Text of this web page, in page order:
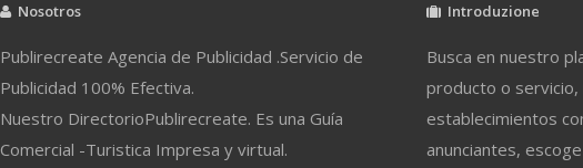
Nosotros
Publirecreate Agencia de Publicidad .Servicio de
Publicidad 100% Efectiva.
Nuestro DirectorioPublirecreate. Es una Guía
Comercial -Turistica Impresa y virtual.
Introduzione
Busca en nuestro
producto o
establecimientos
anunciantes,